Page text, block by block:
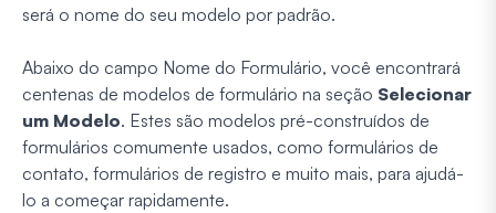
será o nome do seu modelo por padrão.
Abaixo do campo Nome do Formulário, você encontrará
centenas de modelos de formulário na seção Selecionar
um Modelo. Estes são modelos pré-construídos de
formulários comumente usados, como formulários de
contato, formulários de registro e muito mais, para ajudá-
lo a começar rapidamente.